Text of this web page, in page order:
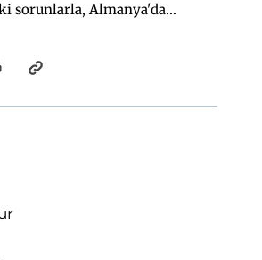
sorunlarla, Almanya'da